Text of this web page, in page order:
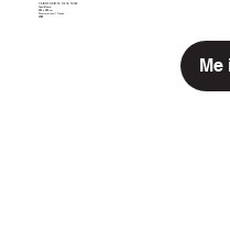
285
CARLOS GARCÍA DE LA NUEZ
Línea blanca
285 x 285 cm
Técnica mixta / lienzo
2024